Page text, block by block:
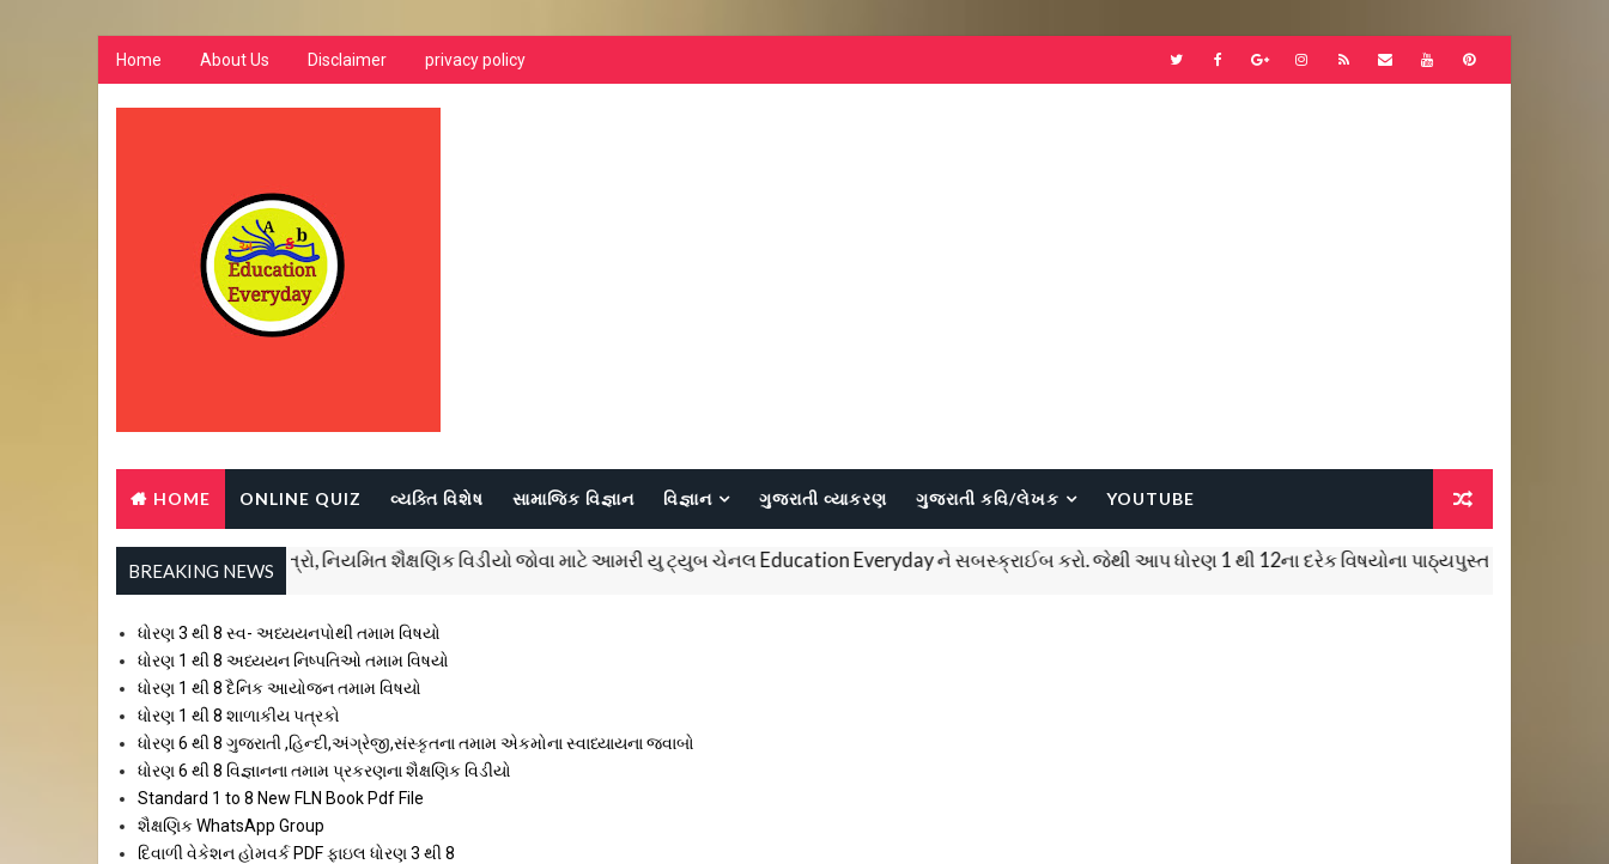
Home About Us Disclaimer privacy policy
HOME ONLINE QUIZ વ્યક્તિ વિશેષ સામાજિક વિજ્ઞાન વિજ્ઞાન ગુજરાતી વ્યાકરણ ગુજરાતી કવિ/લેખક YOUTUBE
BREAKING NEWS
નમસ્તે!વિદ્યાર્થી મિત્રો, નિયમિત શૈક્ષણિક વિડીયો જોવા માટે આમરી યુ ટ્યુબ ચેનલ Education Everyday ને સબસ્ક્રાઈબ કરો. જેથી આપ ધોરણ 1 થી 12ના દરેક વિષયોના પાઠ્યપુસ્તક આધારિત શૈક્ષણિક
ધોરણ 3 થી 8 સ્વ- અધ્યયનપોથી તમામ વિષયો
ધોરણ 1 થી 8 અધ્યયન નિષ્પતિઓ તમામ વિષયો
ધોરણ 1 થી 8 દૈનિક આયોજન તમામ વિષયો
ધોરણ 1 થી 8 શાળાકીય પત્રકો
ધોરણ 6 થી 8 ગુજરાતી ,હિન્દી,અંગ્રેજી,સંસ્કૃતના તમામ એકમોના સ્વાધ્યાયના જવાબો
ધોરણ 6 થી 8 વિજ્ઞાનના તમામ પ્રકરણના શૈક્ષણિક વિડીયો
Standard 1 to 8 New FLN Book Pdf File
શૈક્ષણિક WhatsApp Group
દિવાળી વેકેશન હોમવર્ક PDF ફાઇલ ધોરણ 3 થી 8